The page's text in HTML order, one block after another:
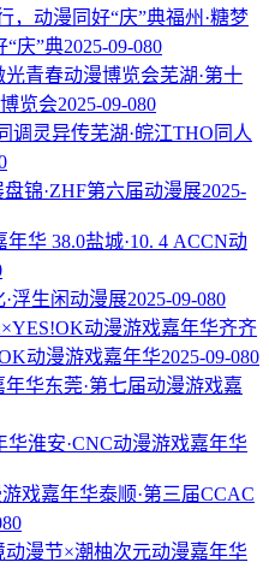
福州·糖梦
“庆”典2025-09-080
芜湖·第十
览会2025-09-080
芜湖·皖江THO同人
盘锦·ZHF第六届动漫展2025-
盐城·10. 4 ACCN动
·浮生闲动漫展2025-09-080
齐齐
动漫游戏嘉年华2025-09-080
东莞·第七届动漫游戏嘉
淮安·CNC动漫游戏嘉年华
泰顺·第三届CCAC
0